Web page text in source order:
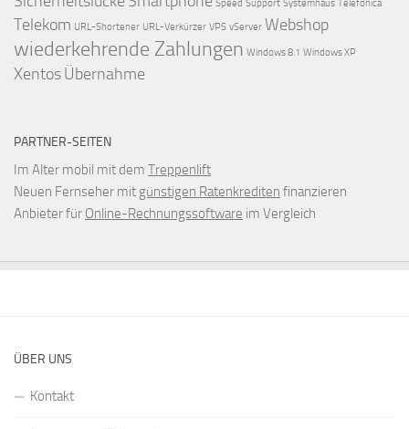
Speed Support Systemhaus Telefonica
Telekom URL-Shortener URL-Verkürzer VPS vServer Webshop
wiederkehrende Zahlungen Windows 8.1 Windows XP
XentosÜbernahme
PARTNER-SEITEN
Im Alter mobil mit dem Treppenlift
Neuen Fernseher mit günstigen Ratenkrediten finanzieren
Anbieter für Online-Rechnungssoftware im Vergleich
ÜBER UNS
Kontakt